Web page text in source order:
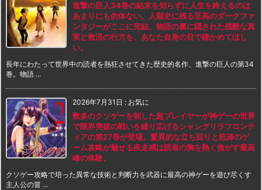
進撃の巨人34巻の結末を知らずに人生を終えるのは
あまりにも勿体ない。人類史に残る至高のダークファ
ンタジーがここに完結。物語の裏に隠された残酷な真
実と救済の行方を、あなた自身の目で確かめてほし
い。
長年にわたって世界中の読者を熱狂させてきた歴史的名作、進撃の巨人の第34
巻。物語 ...
2026年7月31日 : お気に
数多のクソゲーを制した超プレイヤーが神ゲーの世界
で限界突破の戦いを繰り広げるシャングリラフロンテ
ィアの第27巻が登場。驚異的な立ち回りと怒涛のゲ
ーム攻略が魅せる疾走感は読者の胸を熱く焦がす最高
峰の体験。
クソゲー攻略で培った異常な技術と判断力を武器に最高の神ゲーを遊び尽くす
主人公の冒 ...